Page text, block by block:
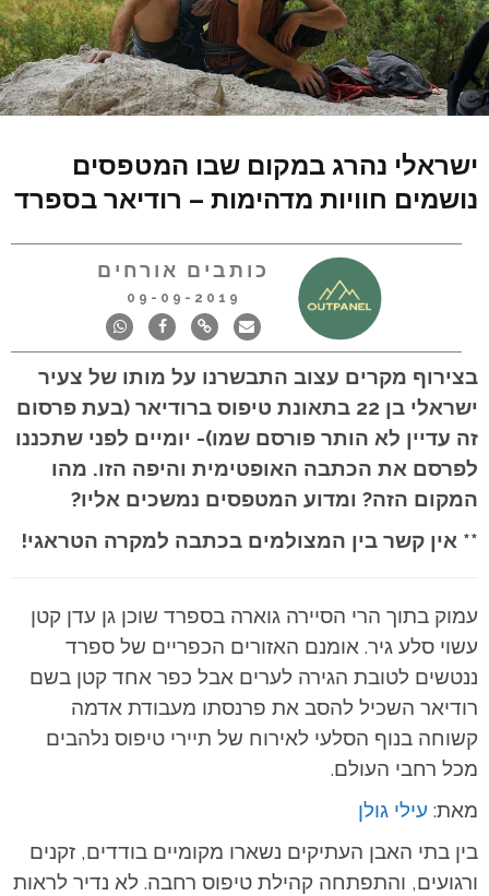
ישראלי נהרג במקום שבו המטפסים
נושמים חוויות מדהימות – רודיאר בספרד
כותבים אורחים
09-09-2019
בצירוף מקרים עצוב התבשרנו על מותו של צעיר
ישראלי בן 22 בתאונת טיפוס ברודיאר (בעת פרסום
זה עדיין לא הותר פורסם שמו)- יומיים לפני שתכננו
לפרסם את הכתבה האופטימית והיפה הזו. מהו
המקום הזה? ומדוע המטפסים נמשכים אליו?
** אין קשר בין המצולמים בכתבה למקרה הטראגי!
עמוק בתוך הרי הסיירה גוארה בספרד שוכן גן עדן קטן
עשוי סלע גיר. אומנם האזורים הכפריים של ספרד
ננטשים לטובת הגירה לערים אבל כפר אחד קטן בשם
רודיאר השכיל להסב את פרנסתו מעבודת אדמה
קשוחה בנוף הסלעי לאירוח של תיירי טיפוס נלהבים
מכל רחבי העולם.
מאת: עילי גולן
בין בתי האבן העתיקים נשארו מקומיים בודדים, זקנים
ורגועים, והתפתחה קהילת טיפוס רחבה. לא נדיר לראות